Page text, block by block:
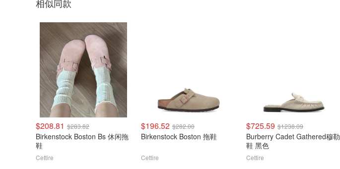
相似同款
$208.81 $283.82
Birkenstock Boston Bs 休闲拖
鞋
Cettire
$196.52 $282.00
Birkenstock Boston 拖鞋
Cettire
$725.59 $1238.09
Burberry Cadet Gathered穆勒
鞋 黑色
Cettire